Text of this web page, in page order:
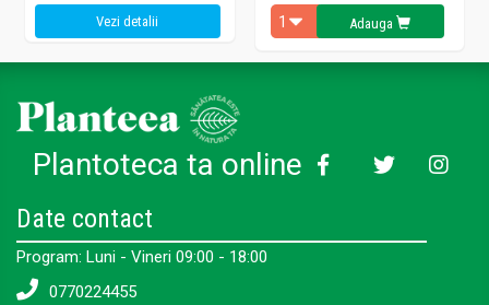
Vezi detalii Adauga
Plantoteca ta online
Date contact
Program: Luni - Vineri 09:00 - 18:00
0770224455